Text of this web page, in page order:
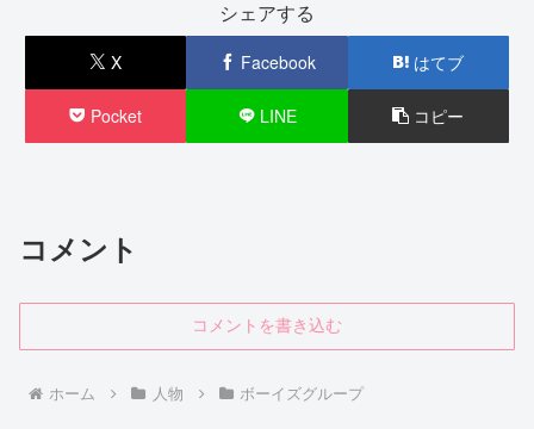
シェアする
X Facebook はてブ
Pocket LINE コピー
コメント
コメントを書き込む
ホーム 人物 ボーイズグループ